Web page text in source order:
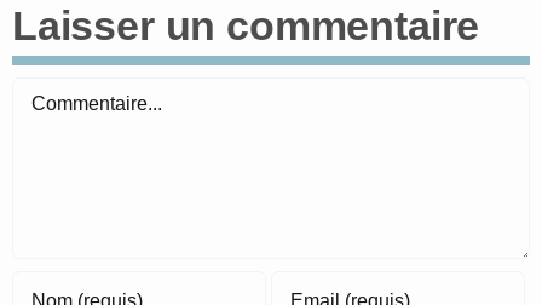
Laisser un commentaire
Commentaire